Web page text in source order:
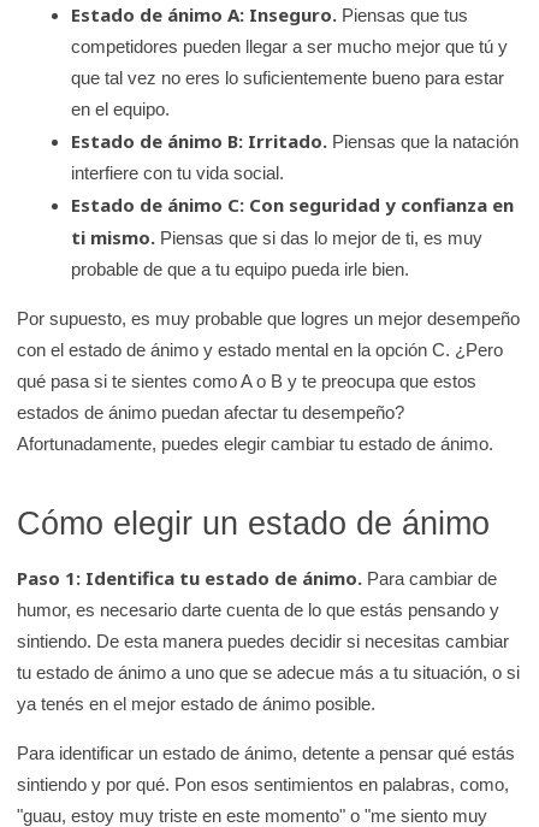
Estado de ánimo A: Inseguro. Piensas que tus
competidores pueden llegar a ser mucho mejor que tú y
que tal vez no eres lo suficientemente bueno para estar
en el equipo.
Estado de ánimo B: Irritado. Piensas que la natación
interfiere con tu vida social.
Estado de ánimo C: Con seguridad y confianza en
ti mismo. Piensas que si das lo mejor de ti, es muy
probable de que a tu equipo pueda irle bien.
Por supuesto, es muy probable que logres un mejor desempeño
con el estado de ánimo y estado mental en la opción C. ¿Pero
qué pasa si te sientes como A o B y te preocupa que estos
estados de ánimo puedan afectar tu desempeño?
Afortunadamente, puedes elegir cambiar tu estado de ánimo.
Cómo elegir un estado de ánimo
Paso 1: Identifica tu estado de ánimo. Para cambiar de
humor, es necesario darte cuenta de lo que estás pensando y
sintiendo. De esta manera puedes decidir si necesitas cambiar
tu estado de ánimo a uno que se adecue más a tu situación, o si
ya tenés en el mejor estado de ánimo posible.
Para identificar un estado de ánimo, detente a pensar qué estás
sintiendo y por qué. Pon esos sentimientos en palabras, como,
"guau, estoy muy triste en este momento" o "me siento muy